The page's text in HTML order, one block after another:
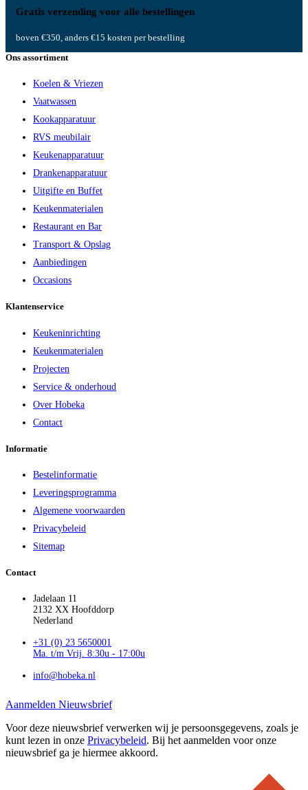
Gratis verzending voor alle bestellingen
boven €350, anders €15 kosten per bestelling
Ons assortiment
Koelen & Vriezen
Vaatwassen
Kookapparatuur
RVS meubilair
Keukenapparatuur
Drankenapparatuur
Uitgifte en Buffet
Keukenmaterialen
Restaurant en Bar
Transport & Opslag
Aanbiedingen
Occasions
Klantenservice
Keukeninrichting
Keukenmaterialen
Projecten
Service & onderhoud
Over Hobeka
Contact
Informatie
Bestelinformatie
Leveringsprogramma
Algemene voorwaarden
Privacybeleid
Sitemap
Contact
Jadelaan 11
2132 XX Hoofddorp
Nederland
+31 (0) 23 5650001
Ma. t/m Vrij. 8:30u - 17:00u
info@hobeka.nl
Aanmelden Nieuwsbrief
Voor deze nieuwsbrief verwerken wij je persoonsgegevens, zoals je
kunt lezen in onze Privacybeleid. Bij het aanmelden voor onze
nieuwsbrief ga je hiermee akkoord.